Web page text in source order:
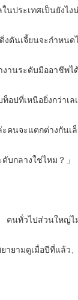
นประเทศเป็นยังไงน่
งดันเจี้ยนจะกำห
านระดับมืออาชีพได้
อปที่เหนือยิ่งกว่าเ
คนจะแตกต่างกันเ
บกลางใช่ไหม？」
คนทั่วไปส่วนใหญ่
ยายามดูเมื่อปีที่แล้